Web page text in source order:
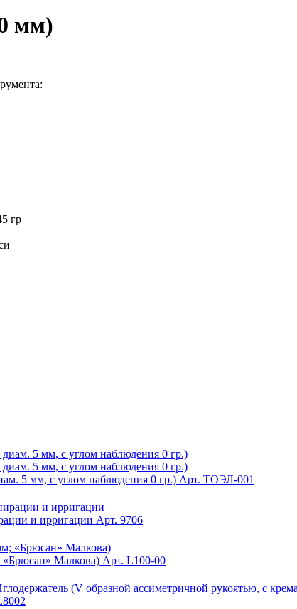
мм)
гр
5 мм, с углом наблюдения 0 гр.) Арт. ТОЭЛ-001
и ирригации Арт. 9706
«Брюсан» Малкова) Арт. L100-00